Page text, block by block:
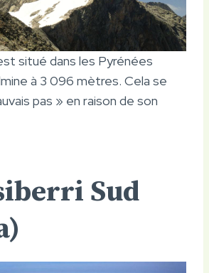
situé dans les Pyrénées
à 3 096 mètres. Cela se
pas » en raison de son
Sud